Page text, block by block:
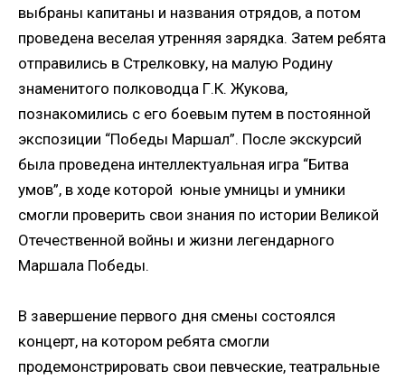
выбраны капитаны и названия отрядов, а потом
проведена веселая утренняя зарядка. Затем ребята
отправились в Стрелковку, на малую Родину
знаменитого полководца Г.К. Жукова,
познакомились с его боевым путем в постоянной
экспозиции “Победы Маршал”. После экскурсий
была проведена интеллектуальная игра “Битва
умов”, в ходе которой юные умницы и умники
смогли проверить свои знания по истории Великой
Отечественной войны и жизни легендарного
Маршала Победы.
В завершение первого дня смены состоялся
концерт, на котором ребята смогли
продемонстрировать свои певческие, театральные
Нажимая кнопку, я даю согласие на обработку
ОТПРАВИТЬ ЗАЯВКУ